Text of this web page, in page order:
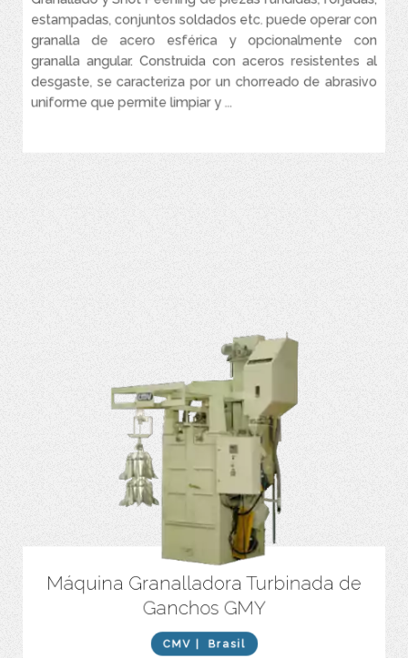
estampadas, conjuntos soldados etc. puede operar con
granalla de acero esférica y opcionalmente con
granalla angular. Construida con aceros resistentes al
desgaste, se caracteriza por un chorreado de abrasivo
uniforme que permite limpiar y ...
Incorpora barreras ópticas para proteger la zona de suministro.
No apaga la turbina entre procesos.
Se puede integrar un sistema de carga y descarga automatizado
Máquina Granalladora Turbinada de
Ganchos GMY
CMV | Brasil
Construida con acero resistente al desgaste.
Caracterizada por ciclos extremadamente rápidos. que reducen
Asegura una la limpieza total de la piezas aun si posee una